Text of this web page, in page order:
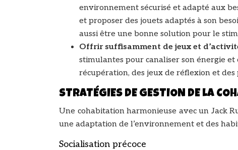
environnement sécurisé et adapté aux
et proposer des jouets adaptés à son
aussi être une bonne solution pour le
Offrir suffisamment de jeux et
stimulantes pour canaliser son énergie
récupération, des jeux de réflexion et
STRATÉGIES DE GESTION DE LA
Une cohabitation harmonieuse avec un Jack
une adaptation de l’environnement et des
Socialisation précoce